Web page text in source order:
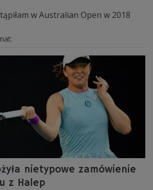
w Australian Open w 2018
nietypowe zamówienie
z Halep